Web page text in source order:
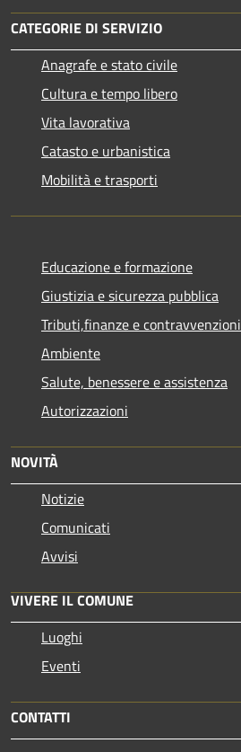
CATEGORIE DI SERVIZIO
Anagrafe e stato civile
Cultura e tempo libero
Vita lavorativa
Catasto e urbanistica
Mobilità e trasporti
Educazione e formazione
Giustizia e sicurezza pubblica
Tributi,finanze e contravvenzioni
Ambiente
Salute, benessere e assistenza
Autorizzazioni
NOVITÀ
Notizie
Comunicati
Avvisi
VIVERE IL COMUNE
Luoghi
Eventi
CONTATTI